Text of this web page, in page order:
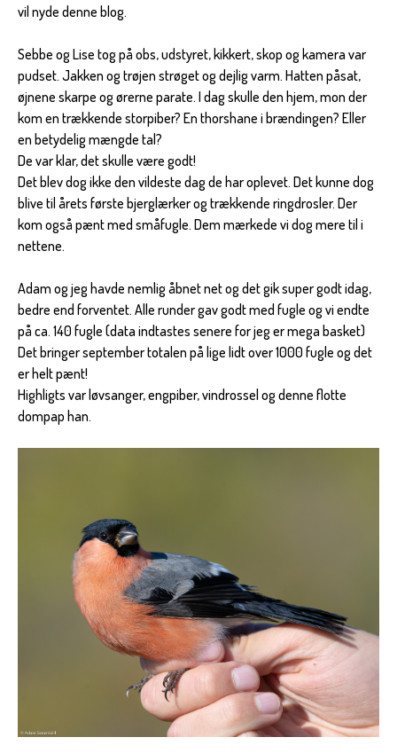
vil nyde denne blog.
Sebbe og Lise tog på obs, udstyret, kikkert, skop og kamera var
pudset. Jakken og trøjen strøget og dejlig varm. Hatten påsat,
øjnene skarpe og ørerne parate. I dag skulle den hjem, mon der
kom en trækkende storpiber? En thorshane i brændingen? Eller
en betydelig mængde tal?
De var klar, det skulle være godt!
Det blev dog ikke den vildeste dag de har oplevet. Det kunne dog
blive til årets første bjerglærker og trækkende ringdrosler. Der
kom også pænt med småfugle. Dem mærkede vi dog mere til i
nettene.
Adam og jeg havde nemlig åbnet net og det gik super godt idag,
bedre end forventet. Alle runder gav godt med fugle og vi endte
på ca. 140 fugle (data indtastes senere for jeg er mega basket)
Det bringer september totalen på lige lidt over 1000 fugle og det
er helt pænt!
Highligts var løvsanger, engpiber, vindrossel og denne flotte
dompap han.